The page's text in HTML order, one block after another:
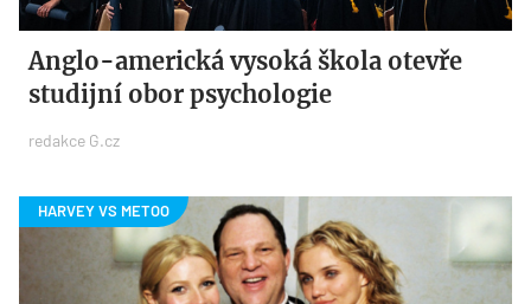
Anglo-americká vysoká škola otevře
studijní obor psychologie
redakce G.cz